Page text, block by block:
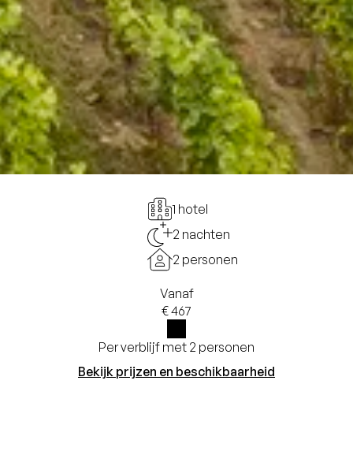
1 hotel
2 nachten
2 personen
Vanaf
€ 467
i
Per verblijf met 2 personen
Bekijk prijzen en beschikbaarheid